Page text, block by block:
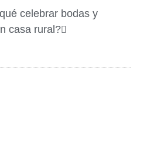
celebrar bodas y
casa rural?